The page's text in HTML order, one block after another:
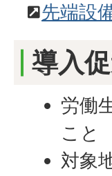
先端設
導入
労働
こと
対象